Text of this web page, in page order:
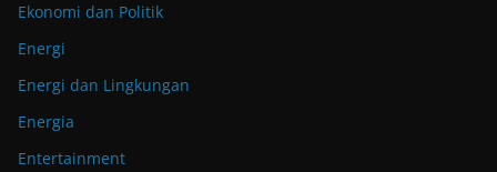
Ekonomi dan Politik
Energi
Energi dan Lingkungan
Energia
Entertainment